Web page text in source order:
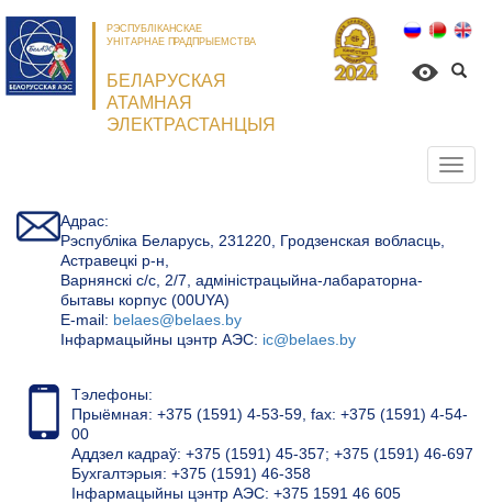
РЭСПУБЛІКАНСКАЕ
УНІТАРНАЕ ПРАДПРЫЕМСТВА
БЕЛАРУСКАЯ
АТАМНАЯ
ЭЛЕКТРАСТАНЦЫЯ
Адрас:
Рэспубліка Беларусь, 231220, Гродзенская вобласць,
Астравецкі р-н,
Варнянскі с/с, 2/7, адміністрацыйна-лабараторна-
бытавы корпус (00UYA)
Е-mail: belaes@belaes.by
Інфармацыйны цэнтр АЭС: ic@belaes.by
Тэлефоны:
Прыёмная: +375 (1591) 4-53-59, fax: +375 (1591) 4-54-
00
Аддзел кадраў: +375 (1591) 45-357; +375 (1591) 46-697
Бухгалтэрыя: +375 (1591) 46-358
Інфармацыйны цэнтр АЭС: +375 1591 46 605